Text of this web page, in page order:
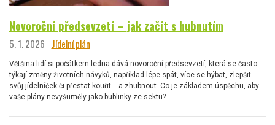
Novoroční předsevzetí – jak začít s hubnutím
5. 1. 2026 Jídelní plán
Většina lidí si počátkem ledna dává novoroční předsevzetí, která se často
týkají změny životních návyků, například lépe spát, více se hýbat, zlepšit
svůj jídelníček či přestat kouřit… a zhubnout. Co je základem úspěchu, aby
vaše plány nevyšuměly jako bublinky ze sektu?